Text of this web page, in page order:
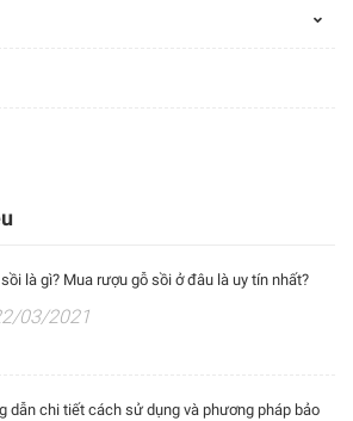
là gì? Mua rượu gỗ sồi ở đâu là uy tín nhất?
03/2021
dẫn chi tiết cách sử dụng và phương pháp bảo